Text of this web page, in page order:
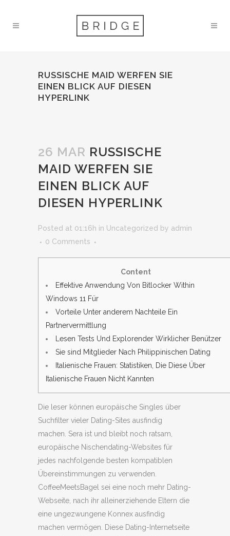
RUSSISCHE MAID WERFEN SIE
EINEN BLICK AUF DIESEN
HYPERLINK
26 MAR RUSSISCHE
MAID WERFEN SIE
EINEN BLICK AUF
DIESEN HYPERLINK
Posted at 01:16h in Uncategorized by admin
0 Comments
Content
Effektive Anwendung Von Bitlocker Within
Windows 11 Für
Vorteile Unter anderem Nachteile Ein
Partnervermittlung
Lesen Tests Und Explorender Wirklicher Benützer
Sie sind Mitglieder Nach Philippinischen Dating
Italienische Frauen: Statistiken, Die Diese Über
Italienische Frauen Nicht Kannten
Die leser können europäische Singles über
Suchfilter vieler Dating-Sites ausfindig
machen. Sera ist und bleibt noch ratsam,
europäische Nischendating-Websites für
jedes nachfolgende besten kompatiblen
Übereinstimmungen zu verwenden.
CoffeeMeetsBagel sei eine noch mehr Dating-
Webseite, nach ihr alleinerziehende Eltern die
eine ungezwungene Konnex ausfindig
machen vermögen. Diese Dating-Internetseite